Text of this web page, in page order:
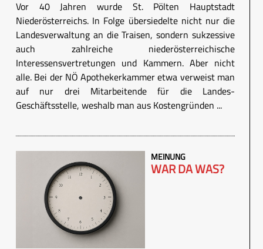
Vor 40 Jahren wurde St. Pölten Hauptstadt
Niederösterreichs. In Folge übersiedelte nicht nur die
Landesverwaltung an die Traisen, sondern sukzessive
auch zahlreiche niederösterreichische
Interessensvertretungen und Kammern. Aber nicht
alle. Bei der NÖ Apothekerkammer etwa verweist man
auf nur drei Mitarbeitende für die Landes-
Geschäftsstelle, weshalb man aus Kostengründen ...
MEINUNG
WAR DA WAS?